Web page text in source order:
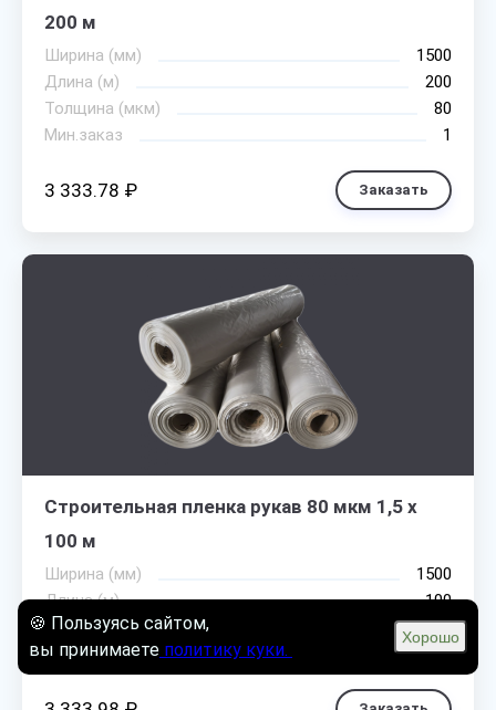
200 м
Ширина (мм)
1500
Длина (м)
200
Толщина (мкм)
80
Мин.заказ
1
3 333.78 ₽ Заказать
Строительная пленка рукав 80 мкм 1,5 х
100 м
Ширина (мм)
1500
Длина (м)
100
Толщина (мкм)
80
Мин.заказ
1
🍪 Пользуясь сайтом,
вы принимаете политику куки.
Хорошо